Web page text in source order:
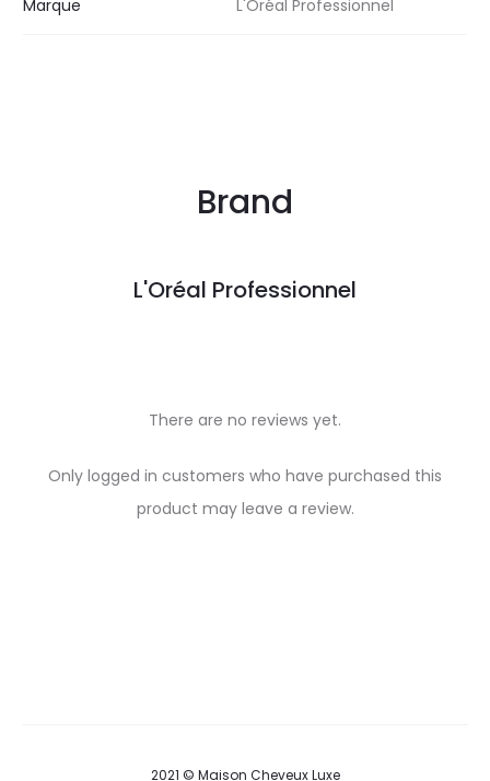
Marque L'Oréal Professionnel
Brand
L'Oréal Professionnel
There are no reviews yet.
Only logged in customers who have purchased this
product may leave a review.
2021 © Maison Cheveux Luxe